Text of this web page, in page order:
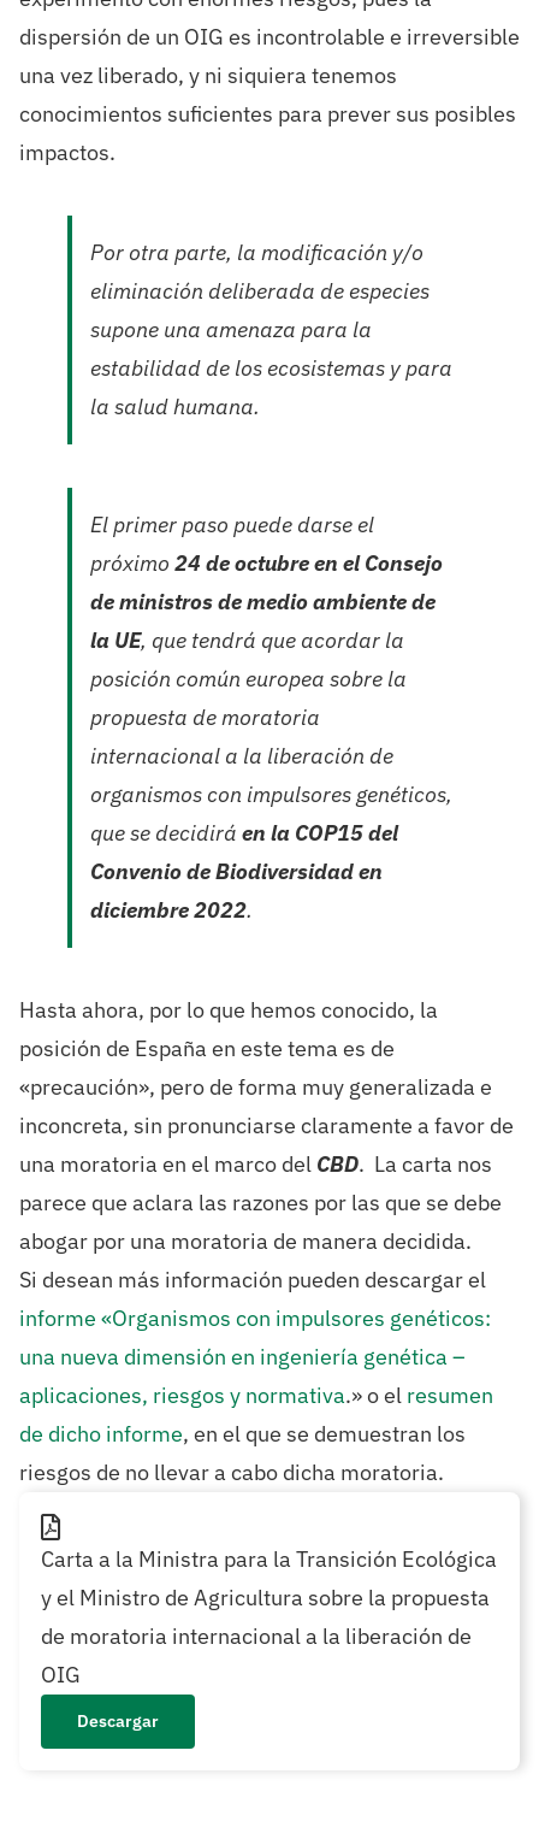
dispersión de un OIG es incontrolable e irreversible
una vez liberado, y ni siquiera tenemos
conocimientos suficientes para prever sus posibles
impactos.
Por otra parte, la modificación y/o
eliminación deliberada de especies
supone una amenaza para la
estabilidad de los ecosistemas y para
la salud humana.
El primer paso puede darse el
próximo 24 de octubre en el Consejo
de ministros de medio ambiente de
la UE, que tendrá que acordar la
posición común europea sobre la
propuesta de moratoria
internacional a la liberación de
organismos con impulsores genéticos,
que se decidirá en la COP15 del
Convenio de Biodiversidad en
diciembre 2022.
Hasta ahora, por lo que hemos conocido, la
posición de España en este tema es de
«precaución», pero de forma muy generalizada e
inconcreta, sin pronunciarse claramente a favor de
una moratoria en el marco del CBD. La carta nos
parece que aclara las razones por las que se debe
abogar por una moratoria de manera decidida.
Si desean más información pueden descargar el
informe «Organismos con impulsores genéticos:
una nueva dimensión en ingeniería genética –
aplicaciones, riesgos y normativa.» o el resumen
de dicho informe, en el que se demuestran los
riesgos de no llevar a cabo dicha moratoria.
Carta a la Ministra para la Transición Ecológica
y el Ministro de Agricultura sobre la propuesta
de moratoria internacional a la liberación de
OIG
Descargar